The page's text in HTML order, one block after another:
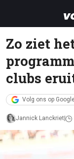
Zo ziet
clubs
Volg ons op
Jannick Lanckriet